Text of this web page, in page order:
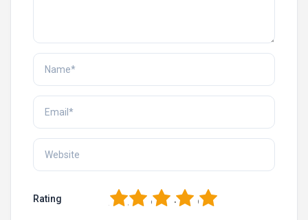
Rating 5
4
3
2